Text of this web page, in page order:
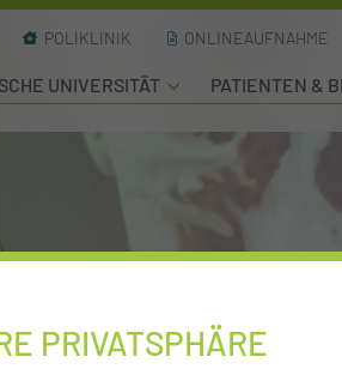
POLIKLINIK ONLINEAUFNAHME
UNIVERSITÄT PATIENTEN &
PRIVATSPHÄRE